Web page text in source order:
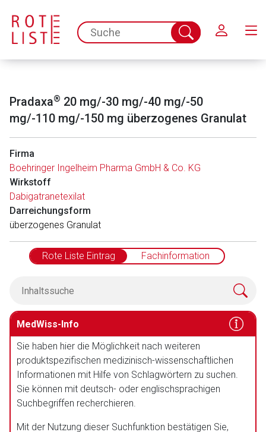
spc.search.input.placeholder
Suche
abschicken
Pradaxa® 20 mg/-30 mg/-40 mg/-50
mg/-110 mg/-150 mg überzogenes Granulat
Firma
Boehringer Ingelheim Pharma GmbH & Co. KG
Wirkstoff
Dabigatranetexilat
Darreichungsform
überzogenes Granulat
Rote Liste Eintrag Fachinformation
MedWiss-Info
Sie haben hier die Möglichkeit nach weiteren
produktspezifischen medizinisch-wissenschaftlichen
Informationen mit Hilfe von Schlagwörtern zu suchen.
Sie können mit deutsch- oder englischsprachigen
Suchbegriffen recherchieren.
Mit der Nutzung dieser Suchfunktion bestätigen Sie,